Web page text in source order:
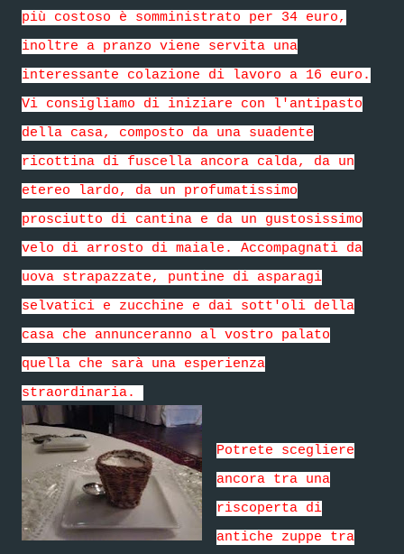
più costoso è somministrato per 34 euro,
inoltre a pranzo viene servita una
interessante colazione di lavoro a 16 euro.
Vi consigliamo di iniziare con l'antipasto
della casa, composto da una suadente
ricottina di fuscella ancora calda, da un
etereo lardo, da un profumatissimo
prosciutto di cantina e da un gustosissimo
velo di arrosto di maiale. Accompagnati da
uova strapazzate, puntine di asparagi
selvatici e zucchine e dai sott'oli della
casa che annunceranno al vostro palato
quella che sarà una esperienza
straordinaria.
Potrete scegliere
ancora tra una
riscoperta di
antiche zuppe tra